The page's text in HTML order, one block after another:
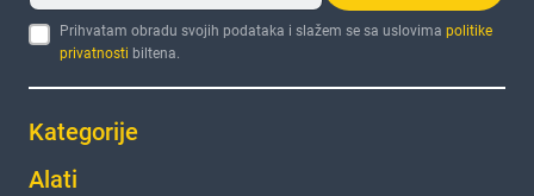
Prihvatam obradu svojih podataka i slažem se sa uslovimapolitike
privatnosti biltena.
Kategorije
Alati